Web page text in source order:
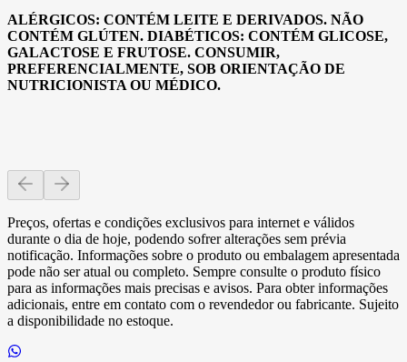
ALÉRGICOS: CONTÉM LEITE E DERIVADOS. NÃO
CONTÉM GLÚTEN. DIABÉTICOS: CONTÉM GLICOSE,
GALACTOSE E FRUTOSE. CONSUMIR,
PREFERENCIALMENTE, SOB ORIENTAÇÃO DE
NUTRICIONISTA OU MÉDICO.
Preços, ofertas e condições exclusivos para internet e válidos
durante o dia de hoje, podendo sofrer alterações sem prévia
notificação. Informações sobre o produto ou embalagem apresentada
pode não ser atual ou completo. Sempre consulte o produto físico
para as informações mais precisas e avisos. Para obter informações
adicionais, entre em contato com o revendedor ou fabricante. Sujeito
a disponibilidade no estoque.